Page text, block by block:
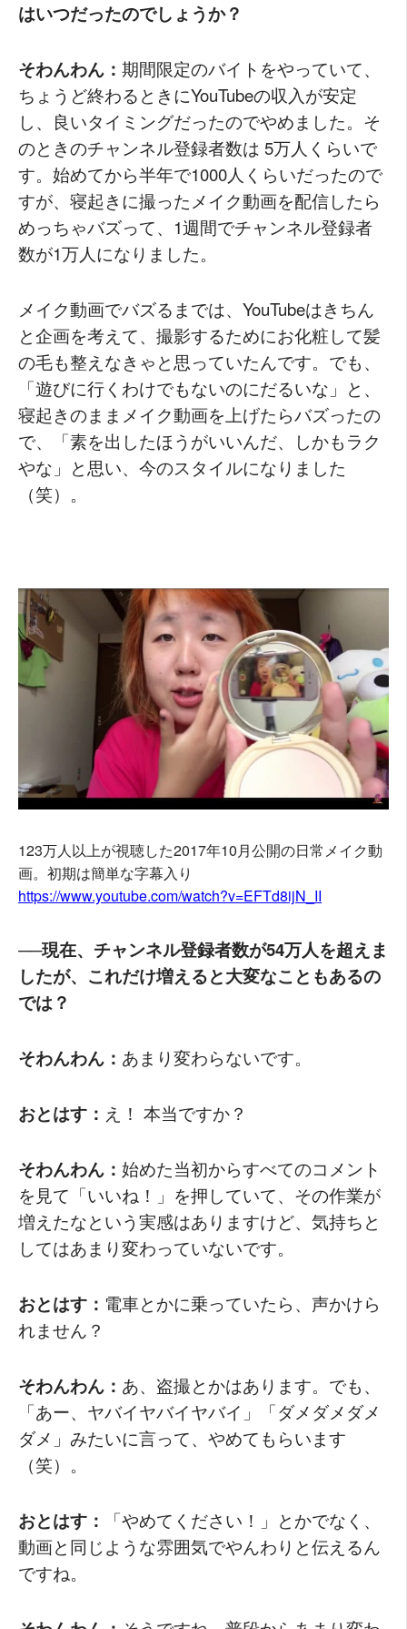
はいつだったのでしょうか？
そわんわん： 期間限定のバイトをやっていて、
ちょうど終わるときにYouTubeの収入が安定
し、良いタイミングだったのでやめました。そ
のときのチャンネル登録者数は 5万人くらいで
す。始めてから半年で1000人くらいだったので
すが、寝起きに撮ったメイク動画を配信したら
めっちゃバズって、1週間でチャンネル登録者
数が1万人になりました。
メイク動画でバズるまでは、YouTubeはきちん
と企画を考えて、撮影するためにお化粧して髪
の毛も整えなきゃと思っていたんです。でも、
「遊びに行くわけでもないのにだるいな」と、
寝起きのままメイク動画を上げたらバズったの
で、「素を出したほうがいいんだ、しかもラク
やな」と思い、今のスタイルになりました
（笑）。
123万人以上が視聴した2017年10月公開の日常メイク動
画。初期は簡単な字幕入り
https://www.youtube.com/watch?v=EFTd8ijN_II
──現在、チャンネル登録者数が54万人を超えま
したが、これだけ増えると大変なこともあるの
では？
そわんわん： あまり変わらないです。
おとはす： え！ 本当ですか？
そわんわん： 始めた当初からすべてのコメント
を見て「いいね！」を押していて、その作業が
増えたなという実感はありますけど、気持ちと
してはあまり変わっていないです。
おとはす： 電車とかに乗っていたら、声かけら
れません？
そわんわん： あ、盗撮とかはあります。でも、
「あー、ヤバイヤバイヤバイ」「ダメダメダメ
ダメ」みたいに言って、やめてもらいます
（笑）。
おとはす：
「やめてください！」とかでなく、
動画と同じような雰囲気でやんわりと伝えるん
ですね。